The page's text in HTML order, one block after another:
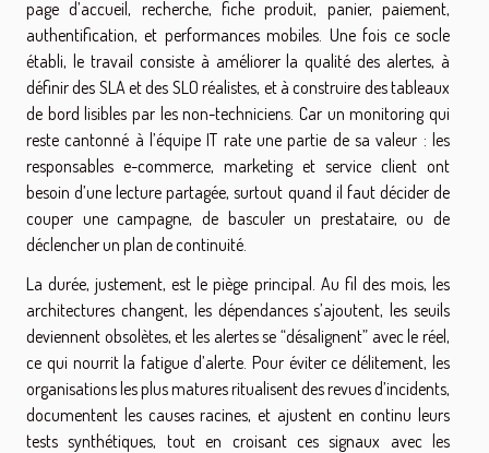
page d’accueil, recherche, fiche produit, panier, paiement,
authentification, et performances mobiles. Une fois ce socle
établi, le travail consiste à améliorer la qualité des alertes, à
définir des SLA et des SLO réalistes, et à construire des tableaux
de bord lisibles par les non-techniciens. Car un monitoring qui
reste cantonné à l’équipe IT rate une partie de sa valeur : les
responsables e-commerce, marketing et service client ont
besoin d’une lecture partagée, surtout quand il faut décider de
couper une campagne, de basculer un prestataire, ou de
déclencher un plan de continuité.
La durée, justement, est le piège principal. Au fil des mois, les
architectures changent, les dépendances s’ajoutent, les seuils
deviennent obsolètes, et les alertes se “désalignent” avec le réel,
ce qui nourrit la fatigue d’alerte. Pour éviter ce délitement, les
organisations les plus matures ritualisent des revues d’incidents,
documentent les causes racines, et ajustent en continu leurs
tests synthétiques, tout en croisant ces signaux avec les